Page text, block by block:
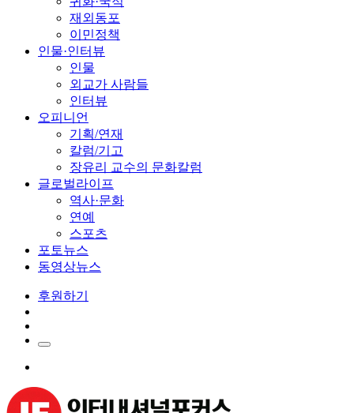
재외동포
이민정책
인물·인터뷰
인물
외교가 사람들
인터뷰
오피니언
기획/연재
칼럼/기고
장유리 교수의 문화칼럼
글로벌라이프
역사·문화
연예
스포츠
포토뉴스
동영상뉴스
후원하기